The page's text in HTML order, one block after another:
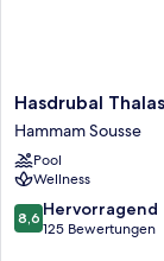
Hasdrubal
Thalassa
Port
El
Kantaoui
Hammam
Sousse
Hasdrubal
Hammam Sousse
Pool
Wellness
8.6
von
8,6 Hervorragend
125 Bewertungen